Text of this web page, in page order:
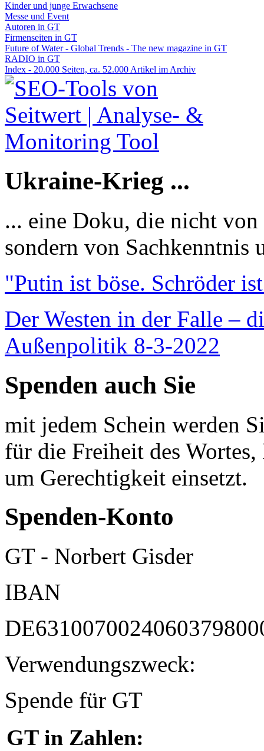
Kinder und junge Erwachsene
Messe und Event
Autoren in GT
Firmenseiten in GT
Future of Water - Global Trends - The new magazine in GT
RADIO in GT
Index - 20.000 Seiten, ca. 52.000 Artikel im Archiv
Ukraine-Krieg ...
... eine Doku, die nicht
sondern von Sachkenntnis
"Putin ist böse. Schröder
Der Westen in der Falle –
Außenpolitik 8-3-2022
Spenden auch Sie
mit jedem Schein werden
für die Freiheit des
um Gerechtigkeit einsetzt.
Spenden-Konto
GT - Norbert Gisder
IBAN
Verwendungszweck:
Spende für GT
GT in Zahlen: